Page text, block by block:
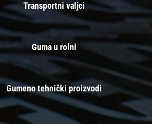
Transportni valjci
Guma u rolni
Gumeno tehnički proizvodi